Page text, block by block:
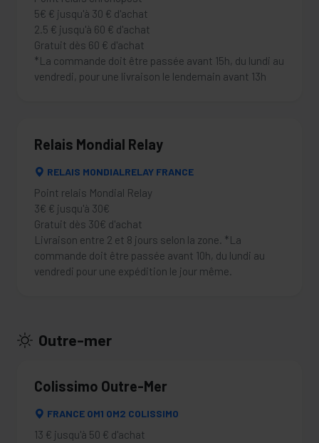
5€ € jusqu'à 30 € d'achat
2.5 € jusqu'à 60 € d'achat
Gratuit dès 60 € d'achat
*La commande doit être passée avant 15h, du lundi au
vendredi, pour une livraison le lendemain avant 13h
Relais Mondial Relay
RELAIS MONDIALRELAY FRANCE
Point relais Mondial Relay
3€ € jusqu'à 30€
Gratuit dès 30€ d'achat
Livraison entre 2 et 8 jours selon la zone. *La
commande doit être passée avant 10h, du lundi au
vendredi pour une expédition le jour même.
Outre-mer
Colissimo Outre-Mer
FRANCE OM1 OM2 COLISSIMO
13 € jusqu'à 50 € d'achat